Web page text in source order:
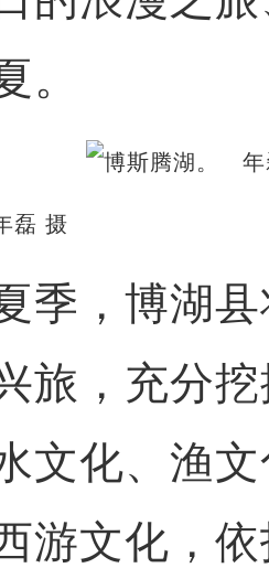
。
磊 摄
，博湖县
旅，充分
文化、渔
游文化，